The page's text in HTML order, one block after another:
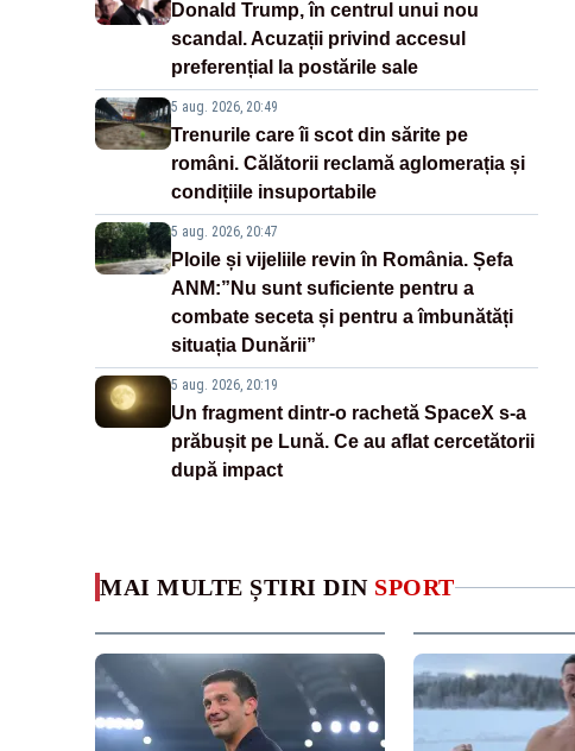
Donald Trump, în centrul unui nou
scandal. Acuzații privind accesul
preferențial la postările sale
5 aug. 2026, 20:49
Trenurile care îi scot din sărite pe
români. Călătorii reclamă aglomerația și
condițiile insuportabile
5 aug. 2026, 20:47
Ploile și vijeliile revin în România. Șefa
ANM:”Nu sunt suficiente pentru a
combate seceta și pentru a îmbunătăți
situația Dunării”
5 aug. 2026, 20:19
Un fragment dintr-o rachetă SpaceX s-a
prăbușit pe Lună. Ce au aflat cercetătorii
după impact
MAI MULTE ȘTIRI DIN SPORT